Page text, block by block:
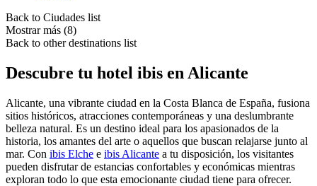
Back to Ciudades list
Mostrar más (8)
Back to other destinations list
Descubre tu hotel ibis en Alicante
Alicante, una vibrante ciudad en la Costa Blanca de España, fusiona
sitios históricos, atracciones contemporáneas y una deslumbrante
belleza natural. Es un destino ideal para los apasionados de la
historia, los amantes del arte o aquellos que buscan relajarse junto al
mar. Con ibis Elche e ibis Alicante a tu disposición, los visitantes
pueden disfrutar de estancias confortables y económicas mientras
exploran todo lo que esta emocionante ciudad tiene para ofrecer.